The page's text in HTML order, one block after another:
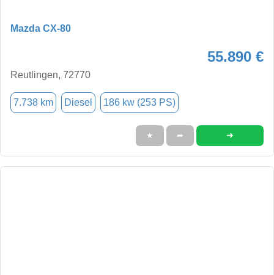
Mazda CX-80
55.890 €
Reutlingen, 72770
7.738 km Diesel 186 kw (253 PS)
★ ➦ ➜